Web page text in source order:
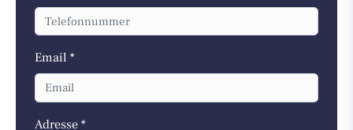
Email *
Adresse *